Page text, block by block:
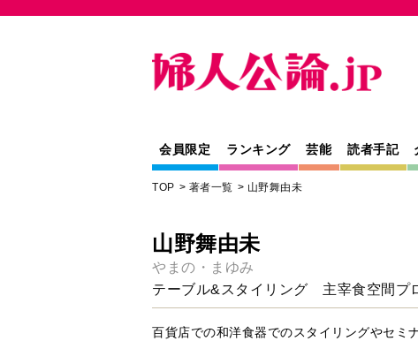
会員限定 ランキング 芸能 読者手記
TOP 著者一覧 山野舞由未
山野舞由未
やまの・まゆみ
テーブル&スタイリング 主宰食空間プ
百貨店での和洋食器でのスタイリングやセミ